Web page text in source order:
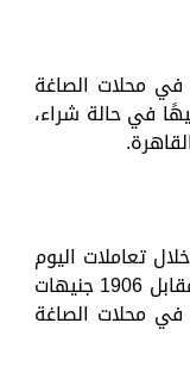
صباح اليوم في محلات الصاغة
للبيع، ويصل إلى 2451 جنيهًا في حالة شراء،
استقر أيضا خلال تعاملات اليوم
الجمعة ليباع الآن بسعر 1920 جنيهًا، مقابل 1906 جنيهات
في محلات الصاغة